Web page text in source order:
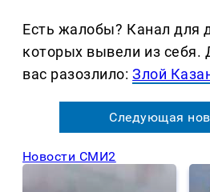
Есть жалобы? Канал для
которых вывели из себя.
вас разозлило:Злой
Следующая
Новости СМИ2